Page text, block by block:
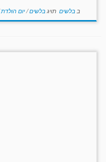
ב בלשים תויגבלשים/יום הולדת